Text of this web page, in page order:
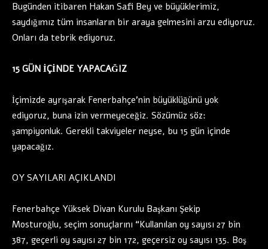
Bugünden itibaren Hakan Safi Bey ve büyüklerimiz,
saydığımız tüm insanların bir araya gelmesini arzu ediyoruz.
Onları da tebrik ediyoruz.
15 GÜN İÇİNDE YAPACAĞIZ
İçimizde ayrışarak Fenerbahçe’nin büyüklüğünü yok
ediyoruz, buna izin vermeyeceğiz. Sözümüz söz:
şampiyonluk. Gerekli takviyeler neyse, bu 15 gün içinde
yapacağız.
OY SAYILARI AÇIKLANDI
Fenerbahçe Yüksek Divan Kurulu Başkanı Şekip
Mosturoğlu, seçim sonuçlarını “Kullanılan oy sayısı 27 bin
387, geçerli oy sayısı 27 bin 172, geçersiz oy sayısı 135. Boş